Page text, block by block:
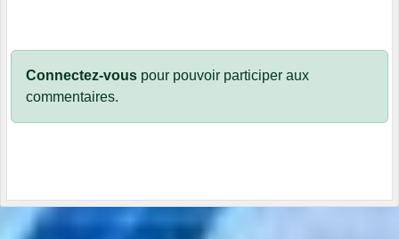
Connectez-vous pour pouvoir participer aux
commentaires.